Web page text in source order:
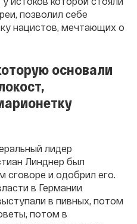
позволил себе
нацистов, мечтающих о
основали
лидер
Линднер был
сговоре и одобрил его.
в Германии
в пивных, потом
потом в